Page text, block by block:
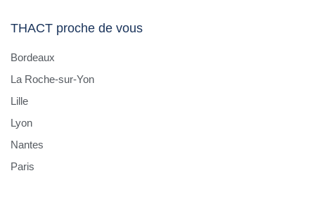
THACT proche de vous
Bordeaux
La Roche-sur-Yon
Lille
Lyon
Nantes
Paris